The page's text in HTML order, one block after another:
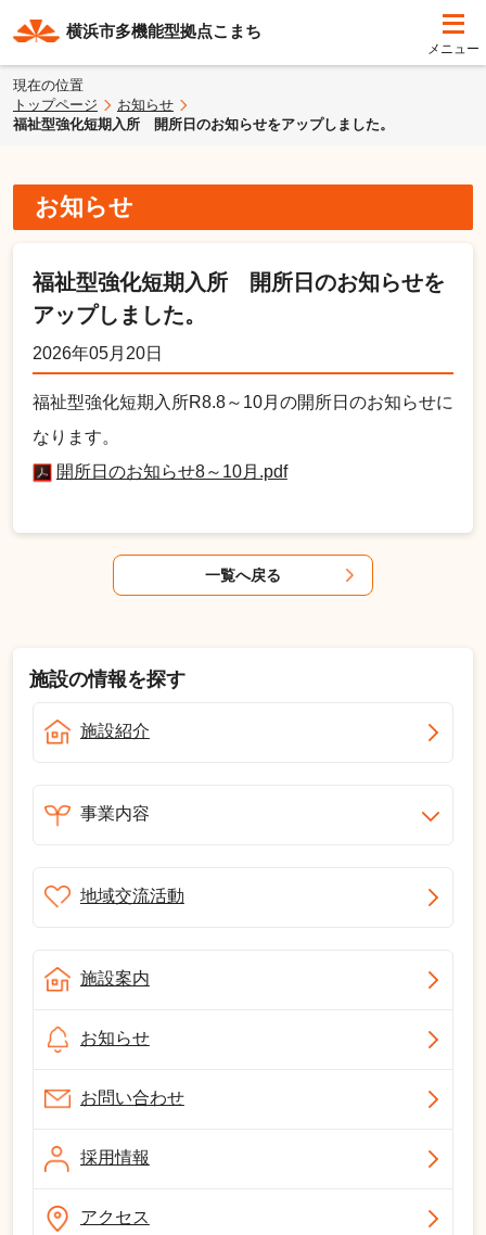
横浜市多機能型拠点こまち
現在の位置
トップページ
お知らせ
福祉型強化短期入所 開所日のお知らせをアップしました。
お知らせ
福祉型強化短期入所 開所日のお知らせを
アップしました。
2026年05月20日
福祉型強化短期入所R8.8～10月の開所日のお知らせに
なります。
開所日のお知らせ8～10月.pdf
一覧へ戻る
施設の情報を探す
施設紹介
事業内容
地域交流活動
施設案内
お知らせ
お問い合わせ
採用情報
アクセス